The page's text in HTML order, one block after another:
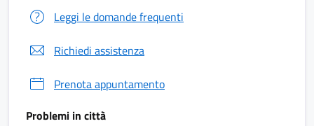
Leggi le domande frequenti
Richiedi assistenza
Prenota appuntamento
Problemi in città